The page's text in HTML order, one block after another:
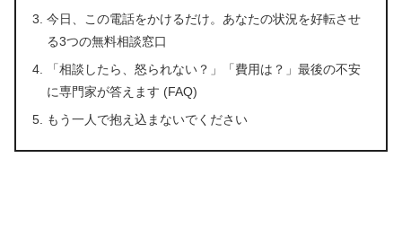
今日、この電話をかけるだけ。あなたの状況を好転させ
る3つの無料相談窓口
「相談したら、怒られない？」「費用は？」最後の不安
に専門家が答えます (FAQ)
もう一人で抱え込まないでください